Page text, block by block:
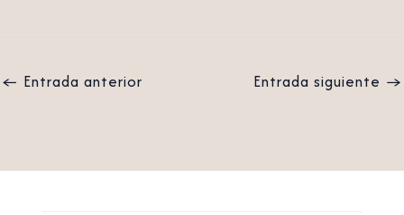
← Entrada anterior Entrada siguiente →